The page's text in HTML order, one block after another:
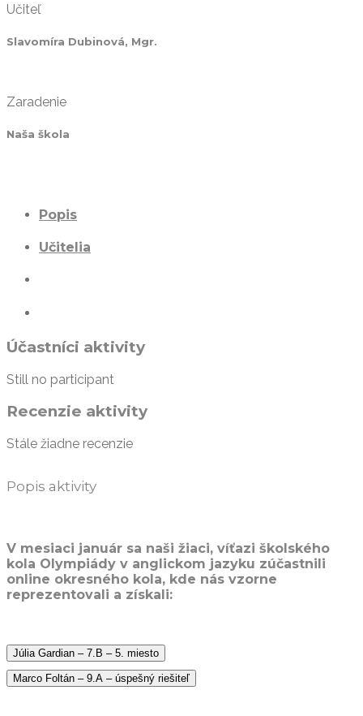
Učiteľ
Slavomíra Dubinová, Mgr.
Zaradenie
Naša škola
Popis
Učitelia
Účastníci aktivity
Still no participant
Recenzie aktivity
Stále žiadne recenzie
Popis aktivity
V mesiaci január sa naši žiaci, víťazi školského
kola Olympiády v anglickom jazyku zúčastnili
online okresného kola, kde nás vzorne
reprezentovali a získali:
Júlia Gardian – 7.B – 5. miesto
Marco Foltán – 9.A – úspešný riešiteľ